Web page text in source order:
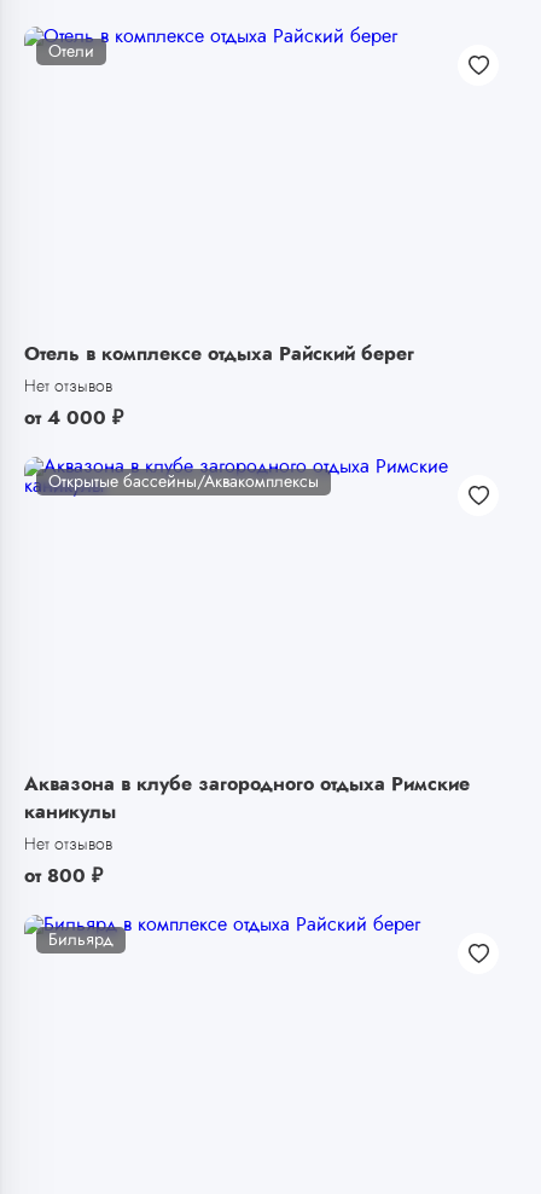
Отели
Отель в комплексе отдыха Райский берег
Нет отзывов
от 4 000 ₽
Открытые бассейны/Аквакомплексы
Аквазона в клубе загородного отдыха Римские
каникулы
Нет отзывов
от 800 ₽
Бильярд